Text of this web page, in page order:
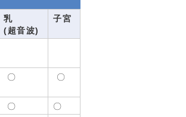
乳
(超音波)
子宮
〇 〇
〇
〇